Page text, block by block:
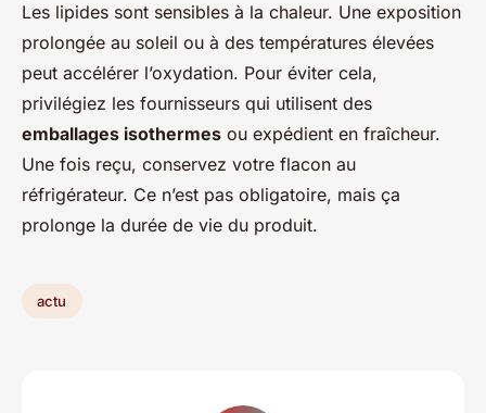
Les lipides sont sensibles à la chaleur. Une exposition
prolongée au soleil ou à des températures élevées
peut accélérer l’oxydation. Pour éviter cela,
privilégiez les fournisseurs qui utilisent des
emballages isothermes ou expédient en fraîcheur.
Une fois reçu, conservez votre flacon au
réfrigérateur. Ce n’est pas obligatoire, mais ça
prolonge la durée de vie du produit.
actu